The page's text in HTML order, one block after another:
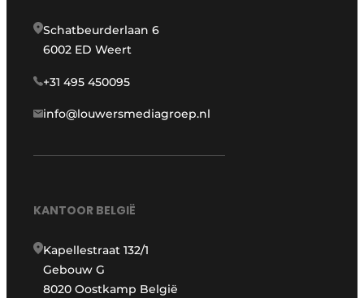
Schatbeurderlaan 6
6002 ED Weert
+31 495 450095
info@louwersmediagroep.nl
KANTOOR BELGIË
Kapellestraat 132/1
Gebouw G
8020 Oostkamp België